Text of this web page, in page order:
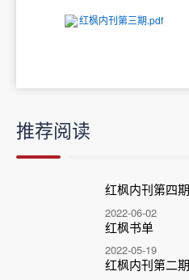
红枫内刊第三期.pdf
推荐阅读
红枫内刊第四期
2022-06-02
红枫书单
2022-05-19
红枫内刊第二期